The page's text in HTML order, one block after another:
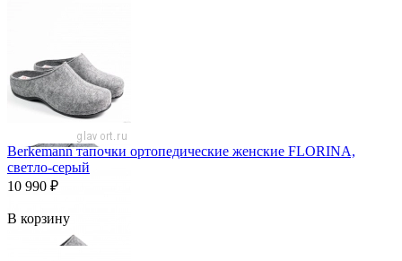
Berkemann тапочки ортопедические женские FLORINA,
светло-серый
10 990 ₽
В корзину